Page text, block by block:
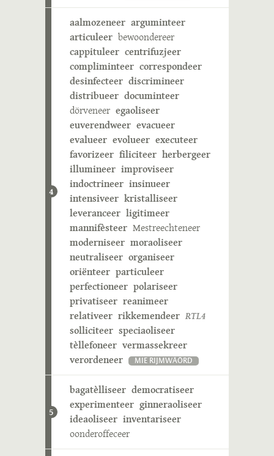
4
aalmozeneer arguminteer
articuleer bewoondereer
cappituleer centrifuzjeer
compliminteer correspondeer
desinfecteer discrimineer
distribueer documinteer
dörveneer egaoliseer
euverendweer evacueer
evalueer evolueer executeer
favorizeer filiciteer herbergeer
illumineer improviseer
indoctrineer insinueer
intensiveer kristalliseer
leveranceer ligitimeer
mannifèsteer Mestreechteneer
moderniseer moraoliseer
neutraliseer organiseer
oriënteer particuleer
perfectioneer polariseer
privatiseer reanimeer
relativeer rikkemendeer RTL4
solliciteer speciaoliseer
tèllefoneer vermassekreer
verordeneer
MIE RIJMWÄÖRD
5
bagatèlliseer democratiseer
experimenteer ginneraoliseer
ideaoliseer inventariseer
oonderoffeceer